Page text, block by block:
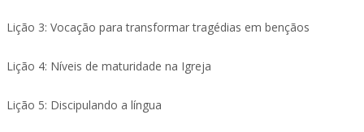
Lição 3: Vocação para transformar tragédias em bençãos
Lição 4: Níveis de maturidade na Igreja
Lição 5: Discipulando a língua